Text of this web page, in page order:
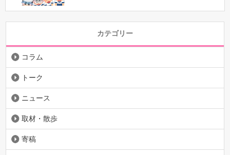
カテゴリー
コラム
トーク
ニュース
取材・散歩
寄稿